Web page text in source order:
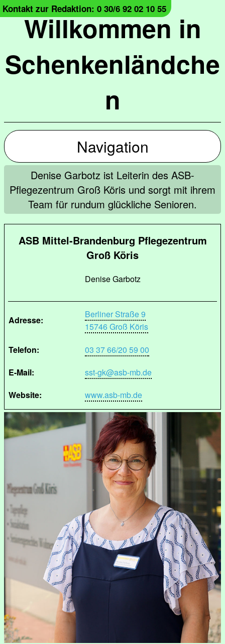
Willkommen in
Schenkenländche
n
Kontakt zur Redaktion: 0 30/6 92 02 10 55
Navigation
Denise Garbotz ist Leiterin des ASB-
Pflegezentrum Groß Köris und sorgt mit ihrem
Team für rundum glückliche Senioren.
ASB Mittel-Brandenburg Pflegezentrum
Groß Köris
Denise Garbotz
Adresse:
Berliner Straße 9
15746 Groß Köris
Telefon:
03 37 66/20 59 00
E-Mail:
sst-gk@asb-mb.de
Website:
www.asb-mb.de